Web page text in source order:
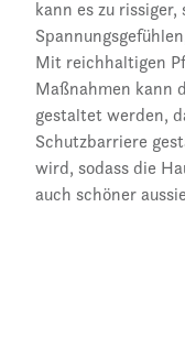
kann es zu
Mit reichhaltigen
Maßnahmen kann
gestaltet werden,
Schutzbarriere
wird, sodass die
auch schöner